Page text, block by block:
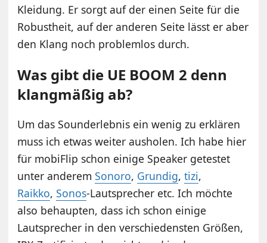
Kleidung. Er sorgt auf der einen Seite für die
Robustheit, auf der anderen Seite lässt er aber
den Klang noch problemlos durch.
Was gibt die UE BOOM 2 denn
klangmäßig ab?
Um das Sounderlebnis ein wenig zu erklären
muss ich etwas weiter ausholen. Ich habe hier
für mobiFlip schon einige Speaker getestet
unter anderemSonoro, Grundig,tizi,
Raikko,Sonos-Lautsprecher etc. Ich möchte
also behaupten, dass ich schon einige
Lautsprecher in den verschiedensten Größen,